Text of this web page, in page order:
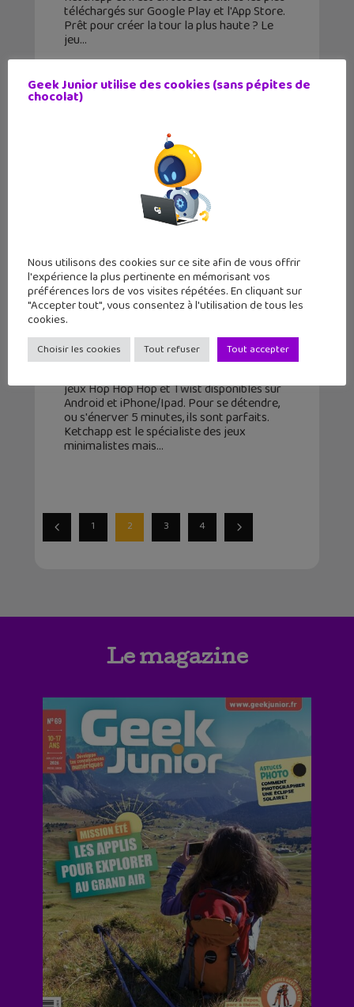
téléchargés sur Google Play et l'App Store.
Prêt pour créer la tour la plus haute ? Le
jeu
Hop Hop Hop et Twist : deux petits
jeux mobiles qui cartonnent
24 novembre 2015
jeux Hop Hop Hop et Twist disponibles sur
Android et iPhone/Ipad. Pour se détendre,
ou s'énerver 5 minutes, ils sont parfaits.
Ketchapp est le spécialiste des jeux
minimalistes mais
1 2 3 4
Le magazine
Geek Junior utilise des cookies (sans pépites de
chocolat)
Nous utilisons des cookies sur ce site afin de vous offrir
l'expérience la plus pertinente en mémorisant vos
préférences lors de vos visites répétées. En cliquant sur
"Accepter tout", vous consentez à l'utilisation de tous les
cookies.
Choisir les cookies Tout refuser Tout accepter